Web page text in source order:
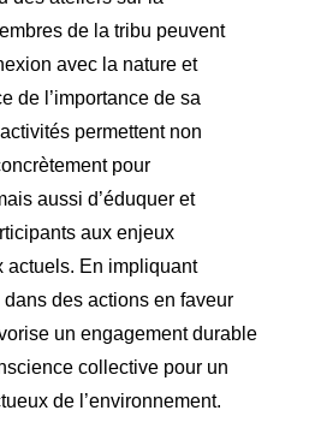
de la tribu peuvent
avec la nature et
de l’importance de sa
permettent non
pour
aussi d’éduquer et
aux enjeux
actuels. En impliquant
des actions en faveur
un engagement durable
collective pour un
de l’environnement.